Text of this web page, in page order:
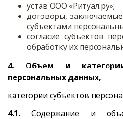
устав ООО «Ритуал.ру»;
договоры,
субъектами
согласие субъектов
обработку их
4. Объем и категории
персональных данных,
категории субъектов
4.1.Содержание и